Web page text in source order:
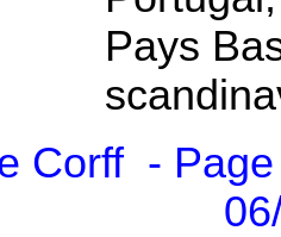
Pays
Corff -